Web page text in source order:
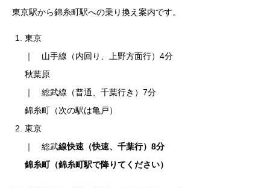
東京駅から錦糸町駅への乗り換え案内です。
東京
｜ 山手線（内回り、上野方面行）4分
秋葉原
｜ 総武線（普通、千葉行き）7分
錦糸町（次の駅は亀戸）
東京
｜ 総武線快速（快速、千葉行）8分
錦糸町（錦糸町駅で降りてください）